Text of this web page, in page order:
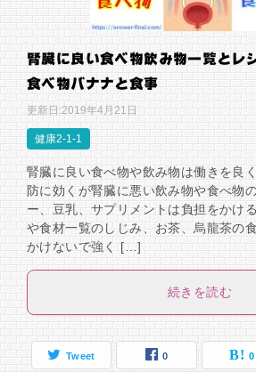
腎臓に良い食べ物飲み物一覧とレ
食べ物バナナと食事
更新日:2019年4月21日
健康2-1-1
腎臓に良い食べ物や飲み物は働きを良
防に効くが腎臓に悪い飲み物や食べ物
ー、豆乳、サプリメントは負担をかけ
や食材一覧のしじみ、お茶、烏龍茶の
かけないで強く […]
続きを読む
Tweet 0 0